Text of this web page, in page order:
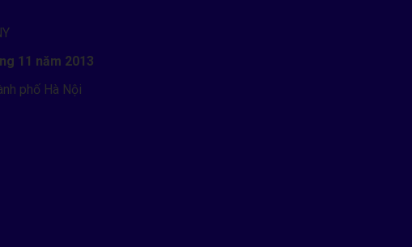
11 năm 2013
phố Hà Nội